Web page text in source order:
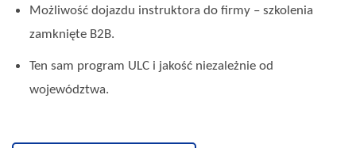
Możliwość dojazdu instruktora do firmy – szkolenia
zamknięte B2B.
Ten sam program ULC i jakość niezależnie od
województwa.